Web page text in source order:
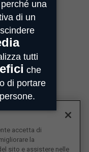
accetta di
la
sito e assistere nelle